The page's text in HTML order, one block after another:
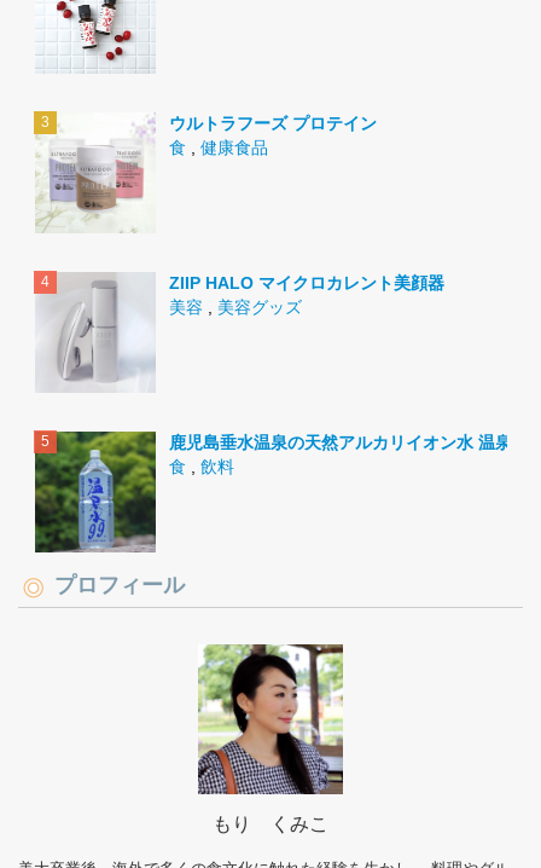
ウルトラフーズ プロテイン
食
健康食品
ZIIP HALO マイクロカレント美顔器
美容
美容グッズ
鹿児島垂水温泉の天然アルカリイオン水 温泉水
食
飲料
プロフィール
もり くみこ